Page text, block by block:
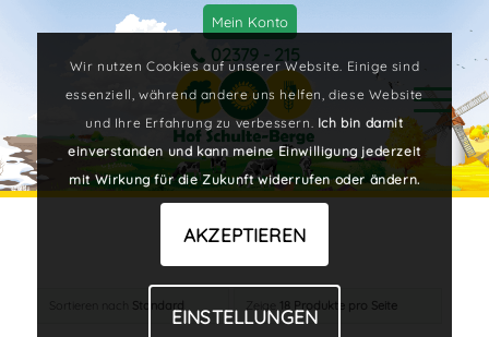
Mein Konto
02379 - 215
Sortieren nach Standard Zeige 18 Produkte pro Seite
Wir nutzen Cookies auf unserer Website. Einige sind
essenziell, während andere uns helfen, diese Website
und Ihre Erfahrung zu verbessern. Ich bin damit
einverstanden und kann meine Einwilligung jederzeit
mit Wirkung für die Zukunft widerrufen oder ändern.
AKZEPTIEREN
EINSTELLUNGEN